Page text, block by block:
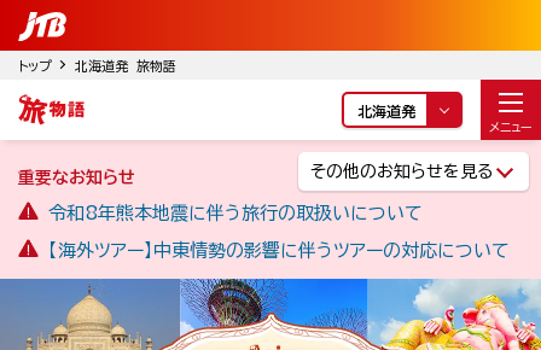
トップ 北海道発 旅物語
北海道発
メニュー
重要なお知らせ
令和8年熊本地震に伴う旅行の取扱いについて
【海外ツアー】中東情勢の影響に伴うツアーの対応について
その他のお知らせを見る